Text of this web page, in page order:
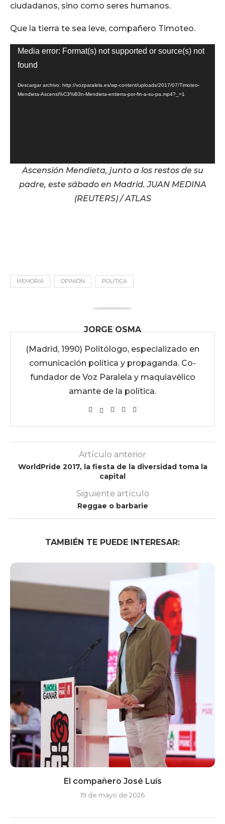
ciudadanos, sino como seres humanos.
Que la tierra te sea leve, compañero Timoteo.
Reproductor
de
Media error: Format(s) not supported or source(s) not
found
Descargar archivo: http://vozparalela.es/wp-content/uploads/2017/07/Timoteo-
Mendieta-Ascensi%C3%B3n-Mendieta-entierra-por-fin-a-su-pa.mp4?_=1
Ascensión Mendieta, junto a los restos de su
padre, este sábado en Madrid. JUAN MEDINA
(REUTERS) / ATLAS
MEMORIA OPINIÓN POLÍTICA
JORGE OSMA
(Madrid, 1990) Politólogo, especializado en
comunicación política y propaganda. Co-
fundador de Voz Paralela y maquiavélico
amante de la política.
Artículo anterior
WorldPride 2017, la fiesta de la diversidad toma la
capital
Siguiente artículo
Reggae o barbarie
TAMBIÉN TE PUEDE INTERESAR:
El compañero José Luís
19 de mayo de 2026